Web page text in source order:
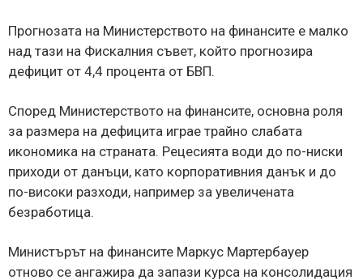
Прогнозата на Министерството на финансите е малко
над тази на Фискалния съвет, който прогнозира
дефицит от 4,4 процента от БВП.
Според Министерството на финансите, основна роля
за размера на дефицита играе трайно слабата
икономика на страната. Рецесията води до по-ниски
приходи от данъци, като корпоративния данък и до
по-високи разходи, например за увеличената
безработица.
Министърът на финансите Маркус Мартербауер
отново се ангажира да запази курса на консолидация